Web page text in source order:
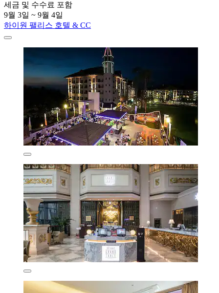
세금 및 수수료 포함
9월 3일 ~ 9월 4일
하이원 팰리스 호텔 & CC